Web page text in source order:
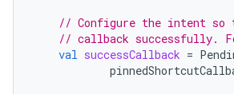
// Configure the intent so
// callback successfully.
val successCallback =